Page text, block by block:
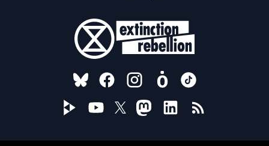
FOLLOW US ON